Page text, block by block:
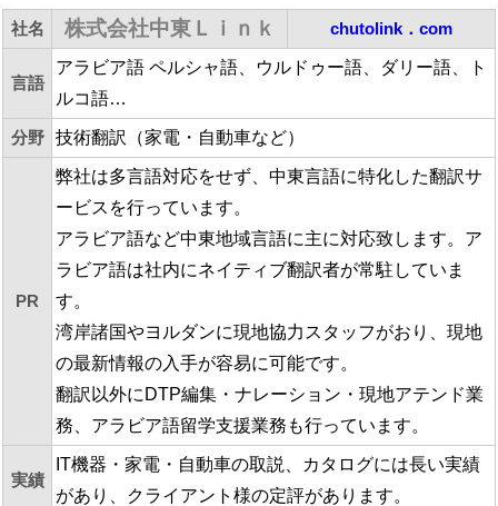
社名 株式会社中東Ｌｉｎｋ chutolink．com
言語
アラビア語 ペルシャ語、ウルドゥー語、ダリー語、ト
ルコ語…
分野 技術翻訳（家電・自動車など）
PR
弊社は多言語対応をせず、中東言語に特化した翻訳サ
ービスを行っています。
アラビア語など中東地域言語に主に対応致します。ア
ラビア語は社内にネイティブ翻訳者が常駐していま
す。
湾岸諸国やヨルダンに現地協力スタッフがおり、現地
の最新情報の入手が容易に可能です。
翻訳以外にDTP編集・ナレーション・現地アテンド業
務、アラビア語留学支援業務も行っています。
実績
IT機器・家電・自動車の取説、カタログには長い実績
があり、クライアント様の定評があります。